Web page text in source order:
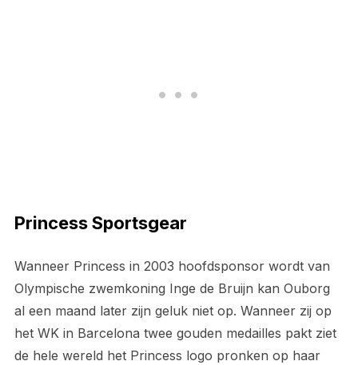
Princess Sportsgear
Wanneer Princess in 2003 hoofdsponsor wordt van
Olympische zwemkoning Inge de Bruijn kan Ouborg
al een maand later zijn geluk niet op. Wanneer zij op
het WK in Barcelona twee gouden medailles pakt ziet
de hele wereld het Princess logo pronken op haar